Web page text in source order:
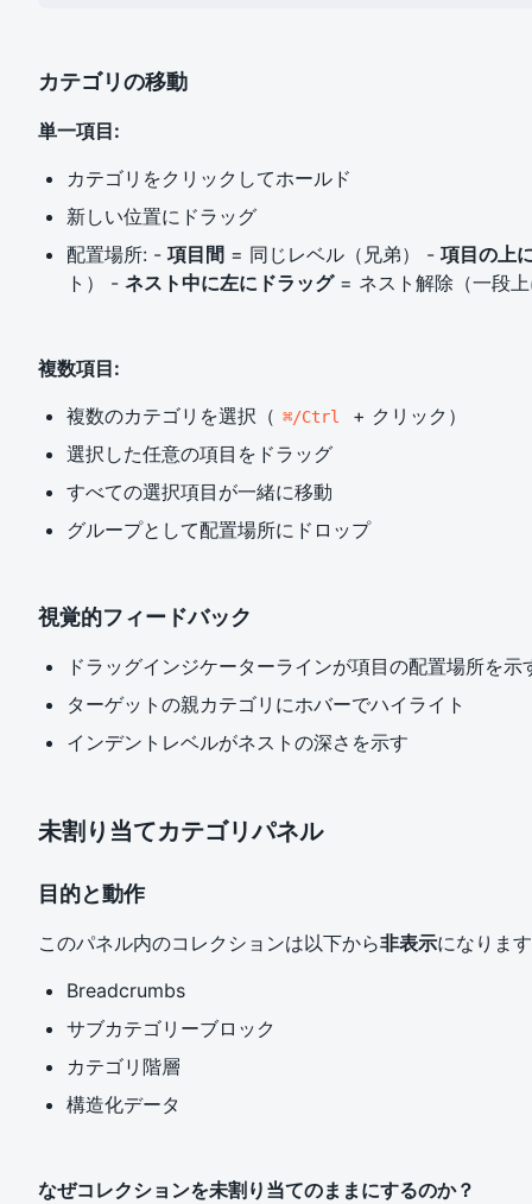
カテゴリの移動
単一項目:
カテゴリをクリックしてホールド
新しい位置にドラッグ
配置場所: - 項目間 = 同じレベル（兄弟） - 項目の上
ト） - ネスト中に左にドラッグ= ネスト解除（一段
複数項目:
複数のカテゴリを選択（ ⌘/Ctrl
+ クリック）
選択した任意の項目をドラッグ
すべての選択項目が一緒に移動
グループとして配置場所にドロップ
視覚的フィードバック
ドラッグインジケーターラインが項目の配置場所を示
ターゲットの親カテゴリにホバーでハイライト
インデントレベルがネストの深さを示す
未割り当てカテゴリパネル
目的と動作
このパネル内のコレクションは以下から非表示になりま
Breadcrumbs
サブカテゴリーブロック
カテゴリ階層
構造化データ
なぜコレクションを未割り当てのままにするのか？